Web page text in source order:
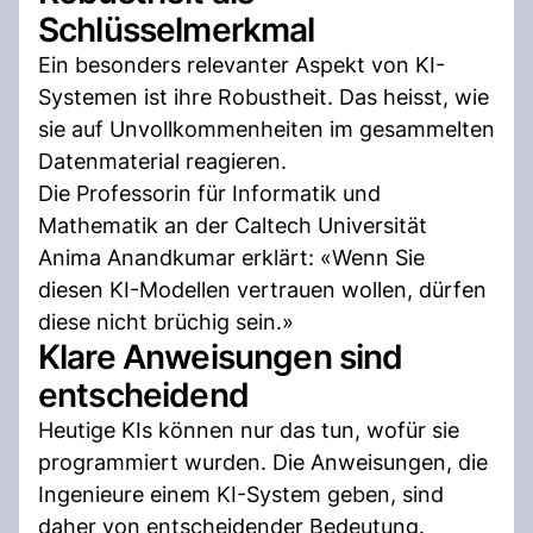
Schlüsselmerkmal
Ein besonders relevanter Aspekt von KI-
Systemen ist ihre Robustheit. Das heisst, wie
sie auf Unvollkommenheiten im gesammelten
Datenmaterial reagieren.
Die Professorin für Informatik und
Mathematik an der Caltech Universität
Anima Anandkumar erklärt: «Wenn Sie
diesen KI-Modellen vertrauen wollen, dürfen
diese nicht brüchig sein.»
Klare Anweisungen sind
entscheidend
Heutige KIs können nur das tun, wofür sie
programmiert wurden. Die Anweisungen, die
Ingenieure einem KI-System geben, sind
daher von entscheidender Bedeutung.